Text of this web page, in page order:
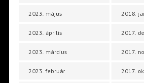
2023. május
2023. április
2023. március
2023. február
2018.
2017.
2017.
2017.